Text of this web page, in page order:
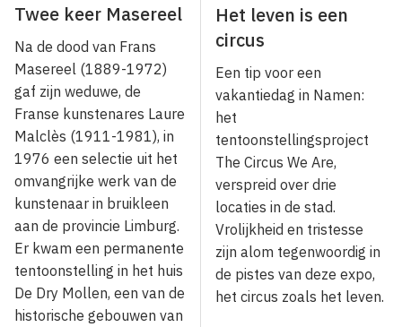
Twee keer Masereel
Na de dood van Frans
Masereel (1889-1972)
gaf zijn weduwe, de
Franse kunstenares Laure
Malclès (1911-1981), in
1976 een selectie uit het
omvangrijke werk van de
kunstenaar in bruikleen
aan de provincie Limburg.
Er kwam een permanente
tentoonstelling in het huis
De Dry Mollen, een van de
historische gebouwen van
Het leven is een
circus
Een tip voor een
vakantiedag in Namen:
het
tentoonstellingsproject
The Circus We Are,
verspreid over drie
locaties in de stad.
Vrolijkheid en tristesse
zijn alom tegenwoordig in
de pistes van deze expo,
het circus zoals het leven.